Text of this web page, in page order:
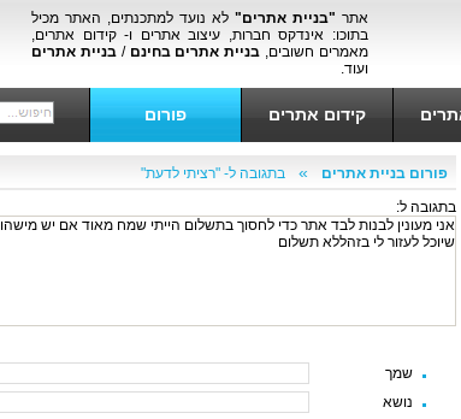
אתר "בניית אתרים" לא נועד למתכנתים, האתר מכיל
בתוכו: אינדקס חברות, עיצוב אתרים ו- קידום אתרים,
מאמרים חשובים, בניית אתרים בחינם /בניית אתרים
ועוד.
קידום אתרים פורום
פורום בניית אתרים »
בתגובה ל- "רציתי לדעת"
בתגובה ל:
אני מעונין לבנות לבד אתר כדי לחסוך בתשלום הייתי שמח מאוד אם יש מישהו
שיוכל לעזור לי בזהללא תשלום
שמך
נושא